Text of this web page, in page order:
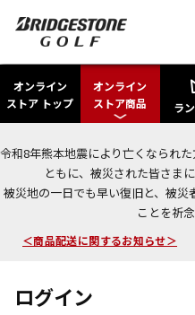
オンライン
ストア トップ
オンライン
ストア商品
ラ
令和8年熊本地震により亡くなられ
ともに、被災された皆さま
被災地の一日でも早い復旧と、被
ことを祈
今なら新規会員登録で1,000円
＜商品配送に関するお知らせ＞
＜夏季休暇中のご注文・発送・お
ログイン